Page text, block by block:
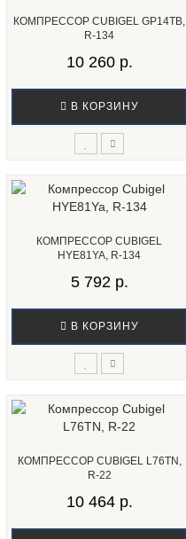
КОМПРЕССОР CUBIGEL GP14TB,
R-134
10 260 р.
В КОРЗИНУ
КОМПРЕССОР CUBIGEL
HYE81YA, R-134
5 792 р.
В КОРЗИНУ
КОМПРЕССОР CUBIGEL L76TN,
R-22
10 464 р.